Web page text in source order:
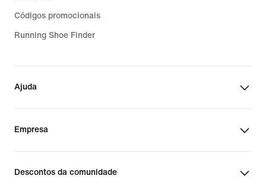
Códigos promocionais
Running Shoe Finder
Ajuda
Empresa
Descontos da comunidade